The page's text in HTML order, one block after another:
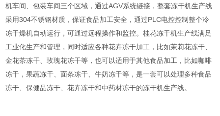
机车间、包装车间三个区域，通过AGV系统链接，整套冻干机生产线
采用304不锈钢材质，保证食品加工安全，通过PLC电控控制整个冷
冻干燥机自动运行，可通过远程操作和监控。桂花冻干机生产线满足
工业化生产和管理，同时适应各种花卉冻干加工，比如茉莉花冻干、
金花茶冻干、玫瑰花冻干等，也可以适用于其他食品加工，比如咖啡
冻干，果蔬冻干、面条冻干、牛奶冻干等，是一套可以处理多种食品
冻干、保健品冻干、花卉冻干和中药材冻干的冻干机生产线。